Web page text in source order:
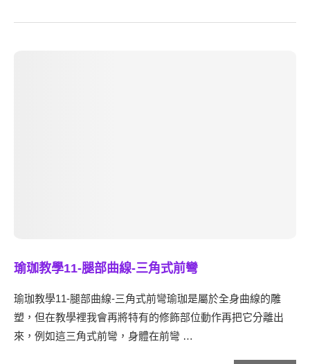
瑜珈教學11-腿部曲線-三角式前彎
瑜珈教學11-腿部曲線-三角式前彎瑜珈是屬於全身曲線的雕
塑，但在教學裡我會再將特有的修飾部位動作再把它分離出
來，例如這三角式前彎，身體在前彎 …